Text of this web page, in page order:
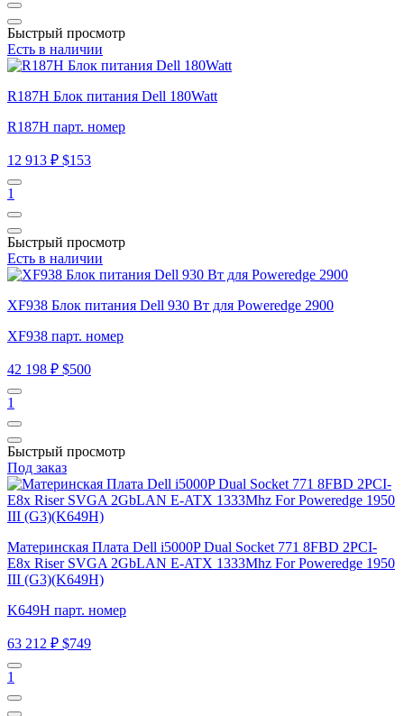
Быстрый просмотр
Есть в наличии
R187H Блок питания Dell 180Watt
R187H парт. номер
12 913 ₽ $153
1
Быстрый просмотр
Есть в наличии
XF938 Блок питания Dell 930 Вт для Poweredge 2900
XF938 парт. номер
42 198 ₽ $500
1
Быстрый просмотр
Под заказ
Материнская Плата Dell i5000P Dual Socket 771 8FBD 2PCI-
E8x Riser SVGA 2GbLAN E-ATX 1333Mhz For Poweredge 1950
III (G3)(K649H)
K649H парт. номер
63 212 ₽ $749
1